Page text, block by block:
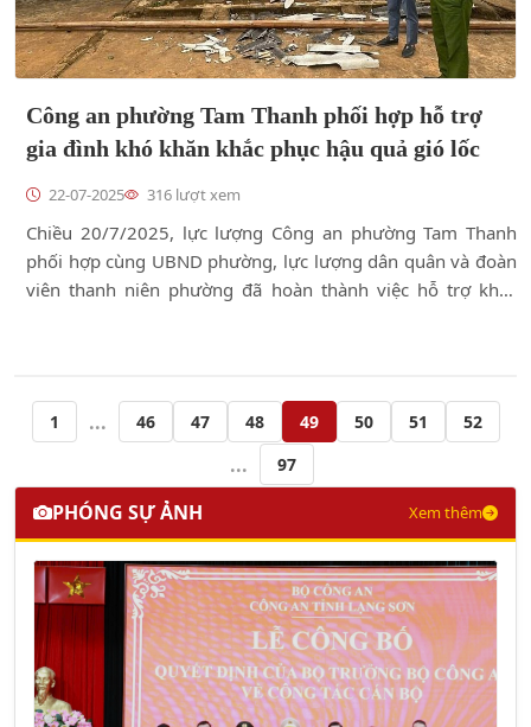
Công an phường Tam Thanh phối hợp hỗ trợ
gia đình khó khăn khắc phục hậu quả gió lốc
22-07-2025 316 lượt xem
Chiều 20/7/2025, lực lượng Công an phường Tam Thanh
phối hợp cùng UBND phường, lực lượng dân quân và đoàn
viên thanh niên phường đã hoàn thành việc hỗ trợ khắc
1 ... 46 47 48 49 50 51 52
... 97
PHÓNG SỰ ẢNH Xem thêm